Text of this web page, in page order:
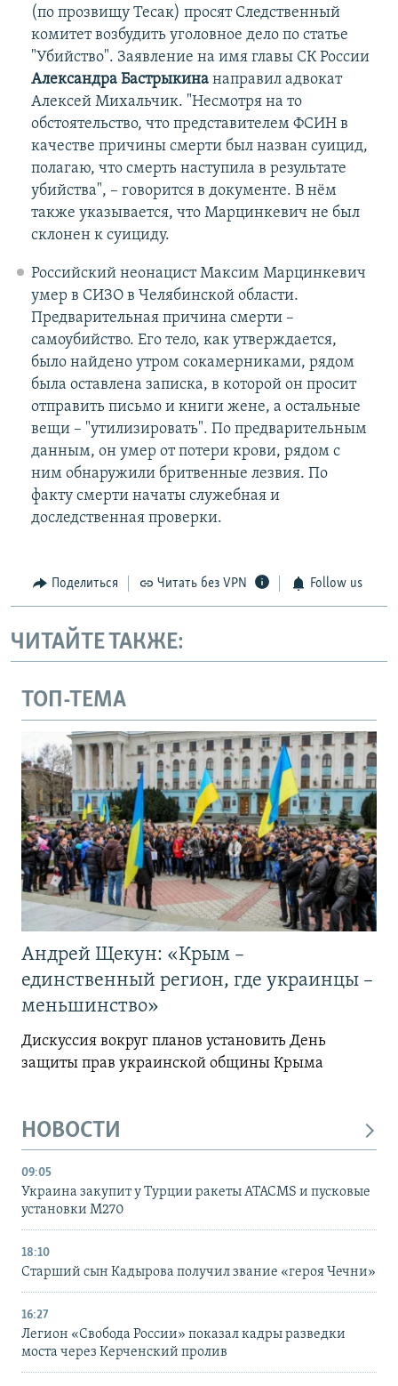
(по прозвищу Тесак) просят Следственный
комитет возбудить уголовное дело по статье
"Убийство". Заявление на имя главы СК России
Александра Бастрыкина направил адвокат
Алексей Михальчик. "Несмотря на то
обстоятельство, что представителем ФСИН в
качестве причины смерти был назван суицид,
полагаю, что смерть наступила в результате
убийства", – говорится в документе. В нём
также указывается, что Марцинкевич не был
склонен к суициду.
Российский неонацист Максим Марцинкевич
умер в СИЗО в Челябинской области.
Предварительная причина смерти –
самоубийство. Его тело, как утверждается,
было найдено утром сокамерниками, рядом
была оставлена записка, в которой он просит
отправить письмо и книги жене, а остальные
вещи – "утилизировать". По предварительным
данным, он умер от потери крови, рядом с
ним обнаружили бритвенные лезвия. По
факту смерти начаты служебная и
доследственная проверки.
Поделиться Читать без VPN Follow us
ЧИТАЙТЕ ТАКЖЕ:
ТОП-ТЕМА
Андрей Щекун: «Крым –
единственный регион, где украинцы –
меньшинство»
Дискуссия вокруг планов установить День
защиты прав украинской общины Крыма
НОВОСТИ
09:05
Украина закупит у Турции ракеты ATACMS и пусковые
установки M270
18:10
Старший сын Кадырова получил звание «героя Чечни»
16:27
Легион «Свобода России» показал кадры разведки
моста через Керченский пролив